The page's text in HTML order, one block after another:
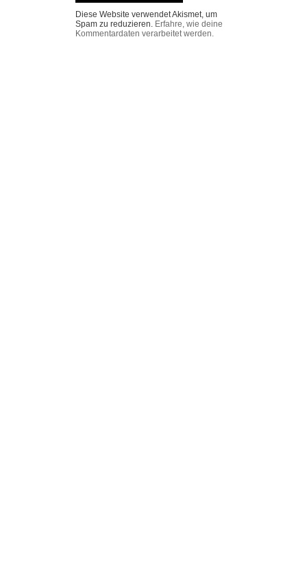
Diese Website verwendet Akismet, um
Spam zu reduzieren. Erfahre, wie deine
Kommentardaten verarbeitet werden.